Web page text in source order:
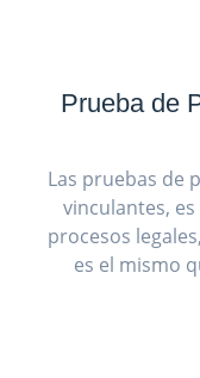
Prueba de
Las pruebas de
vinculantes,
procesos
es el mismo